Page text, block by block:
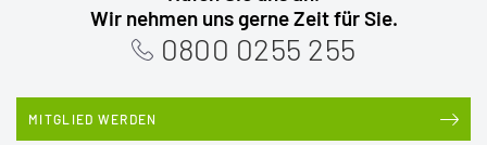
Wir nehmen uns gerne Zeit für Sie.
0800 0255 255
MITGLIED WERDEN